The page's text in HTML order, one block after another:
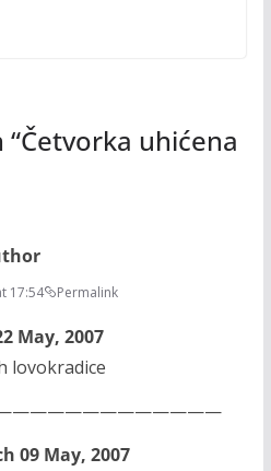
Četvorka uhićena
17:54 Permalink
May, 2007
lovokradice
09 May, 2007